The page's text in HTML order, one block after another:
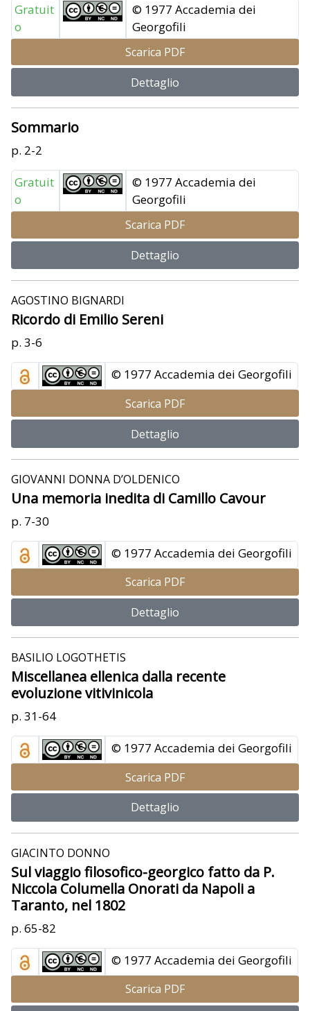
Gratuit
o
© 1977 Accademia dei
Georgofili
Scarica PDF
Dettaglio
Sommario
p. 2-2
Gratuit
o
© 1977 Accademia dei
Georgofili
Scarica PDF
Dettaglio
AGOSTINO BIGNARDI
Ricordo di Emilio Sereni
p. 3-6
© 1977 Accademia dei Georgofili
Scarica PDF
Dettaglio
GIOVANNI DONNA D’OLDENICO
Una memoria inedita di Camillo Cavour
p. 7-30
© 1977 Accademia dei Georgofili
Scarica PDF
Dettaglio
BASILIO LOGOTHETIS
Miscellanea ellenica dalla recente
evoluzione vitivinicola
p. 31-64
© 1977 Accademia dei Georgofili
Scarica PDF
Dettaglio
GIACINTO DONNO
Sul viaggio filosofico-georgico fatto da P.
Niccola Columella Onorati da Napoli a
Taranto, nel 1802
p. 65-82
© 1977 Accademia dei Georgofili
Scarica PDF